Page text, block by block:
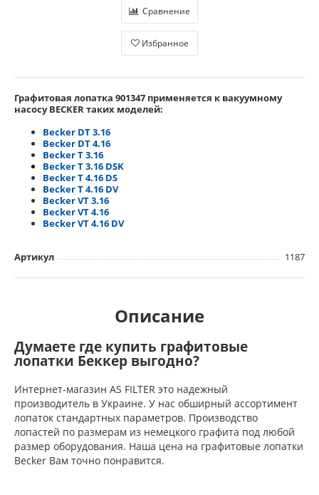
Сравнение
Избранное
Графитовая лопатка 901347 применяется к вакуумному
насосу BECKER таких моделей:
Becker DT 3.16
Becker DT 4.16
Becker T 3.16
Becker T 3.16 DSK
Becker T 4.16 DS
Becker T 4.16 DV
Becker VT 3.16
BeckerVT 4.16
BeckerVT 4.16 DV
Артикул 1187
Описание
Думаете где купить графитовые
лопатки Беккер выгодно?
Интернет-магазин AS FILTER это надежный
производитель в Украине. У нас обширный ассортимент
лопаток стандартных параметров. Производство
лопастей по размерам из немецкого графита под любой
размер оборудования. Наша цена на графитовые лопатки
Becker Вам точно понравится.